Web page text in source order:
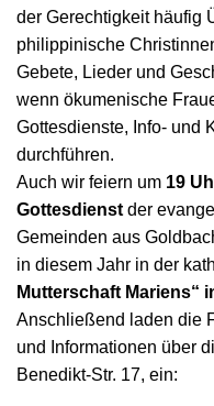
der Gerechtigkeit häufig
philippinische
Gebete, Lieder und
wenn ökumenische
Gottesdienste, Info- und
durchführen.
Auch wir feiern um 19
Gottesdienst der
Gemeinden aus
in diesem Jahr in der
Mutterschaft Mariens“
Anschließend laden die
und Informationen über
Benedikt-Str. 17, ein: